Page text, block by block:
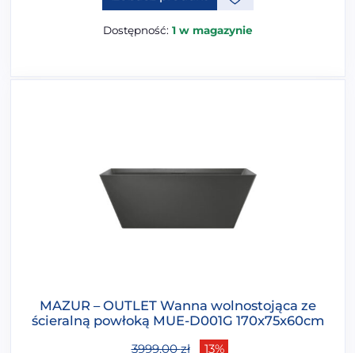
Dostępność: 1 w magazynie
MAZUR – OUTLET Wanna wolnostojąca ze
ścieralną powłoką MUE-D001G 170x75x60cm
3999,00zł 13%